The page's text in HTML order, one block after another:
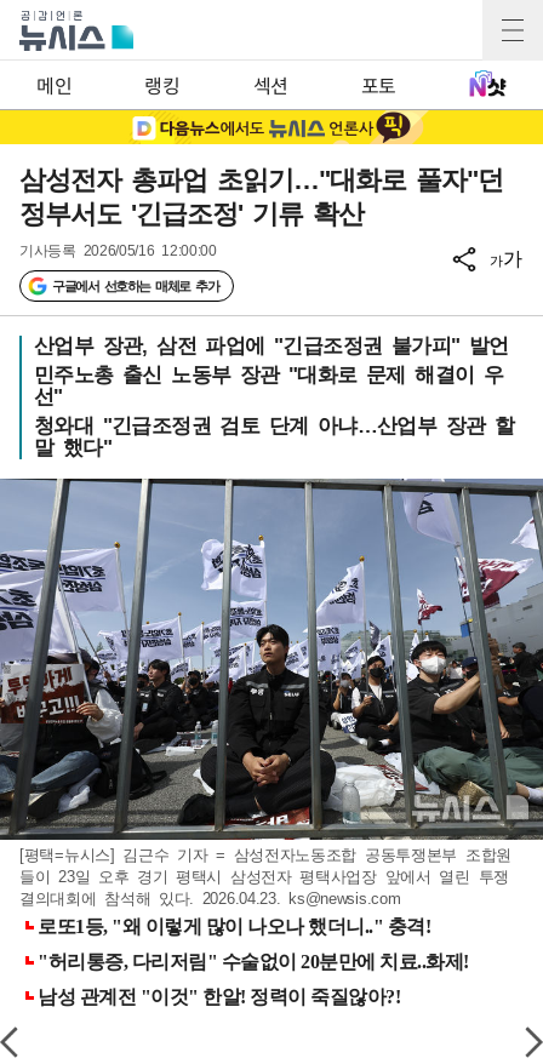
메인 랭킹 섹션 포토
삼성전자 총파업 초읽기…"대화로 풀자"던
정부서도 '긴급조정' 기류 확산
기사등록 2026/05/16 12:00:00
구글에서 선호하는 매체로 추가
가가
산업부 장관, 삼전 파업에 "긴급조정권 불가피" 발언
민주노총 출신 노동부 장관 "대화로 문제 해결이 우
선"
청와대 "긴급조정권 검토 단계 아냐…산업부 장관 할
말 했다"
[평택=뉴시스] 김근수 기자 = 삼성전자노동조합 공동투쟁본부 조합원
들이 23일 오후 경기 평택시 삼성전자 평택사업장 앞에서 열린 투쟁
결의대회에 참석해 있다. 2026.04.23. ks@newsis.com